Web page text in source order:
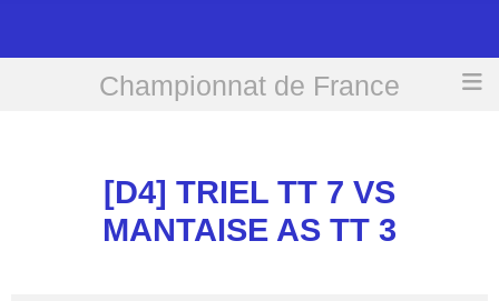
Championnat de France
[D4] Triel TT 7 vs Mantaise AS TT 3
[D4] TRIEL TT 7 VS
MANTAISE AS TT 3